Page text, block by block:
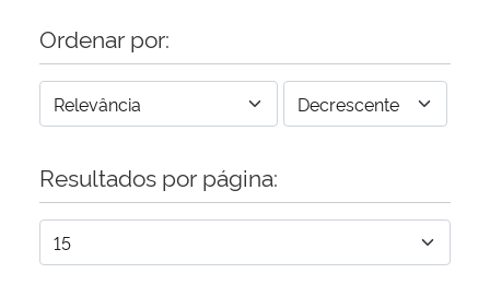
Ordenar por:
Resultados por página: